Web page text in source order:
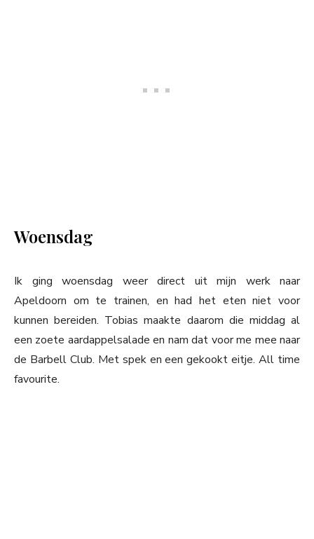
Woensdag
Ik ging woensdag weer direct uit mijn werk naar
Apeldoorn om te trainen, en had het eten niet voor
kunnen bereiden. Tobias maakte daarom die middag al
een zoete aardappelsalade en nam dat voor me mee naar
de Barbell Club. Met spek en een gekookt eitje. All time
favourite.